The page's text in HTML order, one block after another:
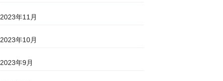
2023年11月
2023年10月
2023年9月